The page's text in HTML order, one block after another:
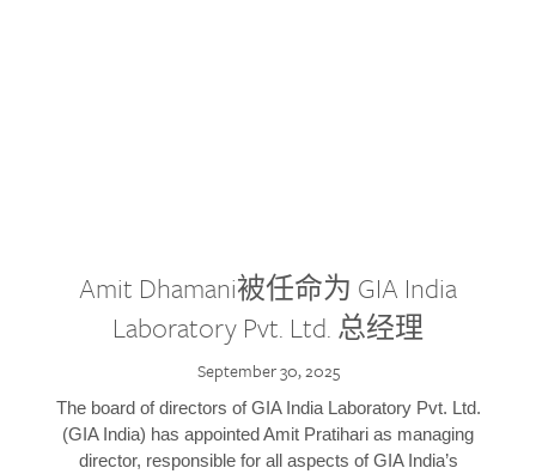
Amit Dhamani被任命为 GIA India
Laboratory Pvt. Ltd. 总经理
September 30, 2025
The board of directors of GIA India Laboratory Pvt. Ltd.
(GIA India) has appointed Amit Pratihari as managing
director, responsible for all aspects of GIA India’s